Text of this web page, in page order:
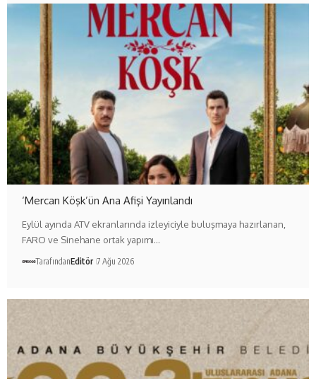
‘Mercan Köşk’ün Ana Afişi Yayınlandı
Eylül ayında ATV ekranlarında izleyiciyle buluşmaya hazırlanan,
FARO ve Sinehane ortak yapımı…
TarafındanEditör 7 Ağu 2026